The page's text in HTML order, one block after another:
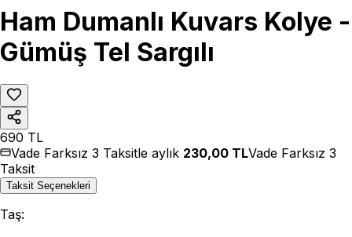
Ham Dumanlı Kuvars Kolye -
Gümüş Tel Sargılı
690 TL
Vade Farksız 3 Taksitle aylık 230,00 TLVade Farksız 3
Taksit
Taksit Seçenekleri
Taş: